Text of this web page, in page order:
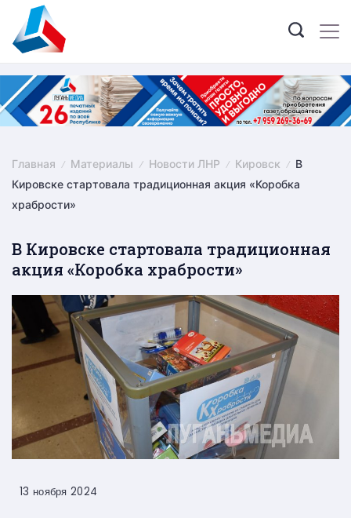
content
Главная Материалы Новости ЛНР Кировск
В
Кировске стартовала традиционная акция «Коробка
храбрости»
В Кировске стартовала традиционная
акция «Коробка храбрости»
13 ноября 2024